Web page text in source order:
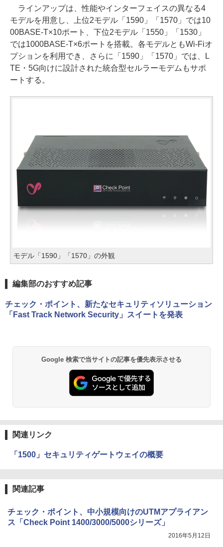
ラインアップは、性能やインターフェイスの異なる4
モデルを用意し、上位2モデル「1590」「1570」では10
00BASE-T×10ポート、下位2モデル「1550」「1530」
では1000BASE-T×6ポートを搭載。各モデルともWi-Fiオ
プションを利用でき、さらに「1590」「1570」では、L
TE・5G向けに設計された統合型セルラーモデムもサポ
ートする。
モデル「1590」「1570」の外観
編集部のおすすめ記事
チェック・ポイント、新たなセキュリティソリューション
「Fast Track Network Security」スイートを発表
Google 検索で当サイトの記事を優先表示させる
関連リンク
「1500」セキュリティゲートウェイの概要
関連記事
チェック・ポイント、中小規模向けのUTMアプライアン
ス「Check Point 1400/3000/5000シリーズ」
2016年5月12日